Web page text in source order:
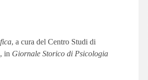
, a cura del Centro Studi di
in Giornale Storico di Psicologia